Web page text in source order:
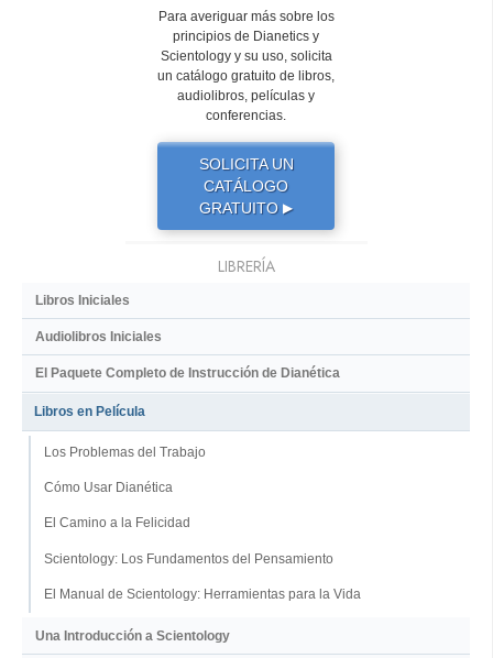
Para averiguar más sobre los
principios de Dianetics y
Scientology y su uso, solicita
un catálogo gratuito de libros,
audiolibros, películas y
conferencias.
SOLICITA UN
CATÁLOGO
GRATUITO ▶
LIBRERÍA
Libros Iniciales
Audiolibros Iniciales
El Paquete Completo de Instrucción de Dianética
Libros en Película
Los Problemas del Trabajo
Cómo Usar Dianética
El Camino a la Felicidad
Scientology: Los Fundamentos del Pensamiento
El Manual de Scientology: Herramientas para la Vida
Una Introducción a Scientology